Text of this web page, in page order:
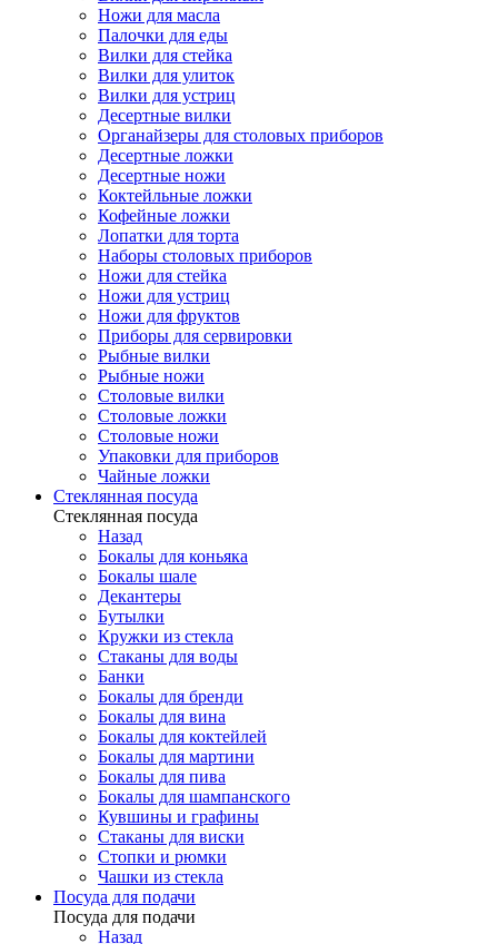
Ножи для масла
Палочки для еды
Вилки для стейка
Вилки для улиток
Вилки для устриц
Десертные вилки
Органайзеры для столовых приборов
Десертные ложки
Десертные ножи
Коктейльные ложки
Кофейные ложки
Лопатки для торта
Наборы столовых приборов
Ножи для стейка
Ножи для устриц
Ножи для фруктов
Приборы для сервировки
Рыбные вилки
Рыбные ножи
Столовые вилки
Столовые ложки
Столовые ножи
Упаковки для приборов
Чайные ложки
Стеклянная посуда
Стеклянная посуда
Назад
Бокалы для коньяка
Бокалы шале
Декантеры
Бутылки
Кружки из стекла
Стаканы для воды
Банки
Бокалы для бренди
Бокалы для вина
Бокалы для коктейлей
Бокалы для мартини
Бокалы для пива
Бокалы для шампанского
Кувшины и графины
Стаканы для виски
Стопки и рюмки
Чашки из стекла
Посуда для подачи
Посуда для подачи
Назад